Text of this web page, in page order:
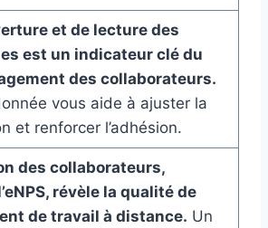
et de lecture des
est un indicateur clé du
des collaborateurs.
vous aide à ajuster la
et renforcer l’adhésion.
des collaborateurs,
révèle la qualité de
de travail à distance. Un